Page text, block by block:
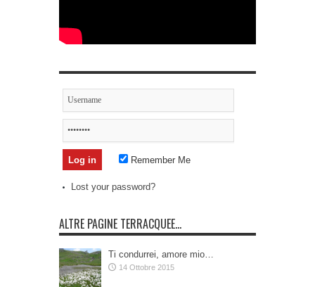
Remember Me
Lost your password?
ALTRE PAGINE TERRACQUEE…
Ti condurrei, amore mio…
14 Ottobre 2015